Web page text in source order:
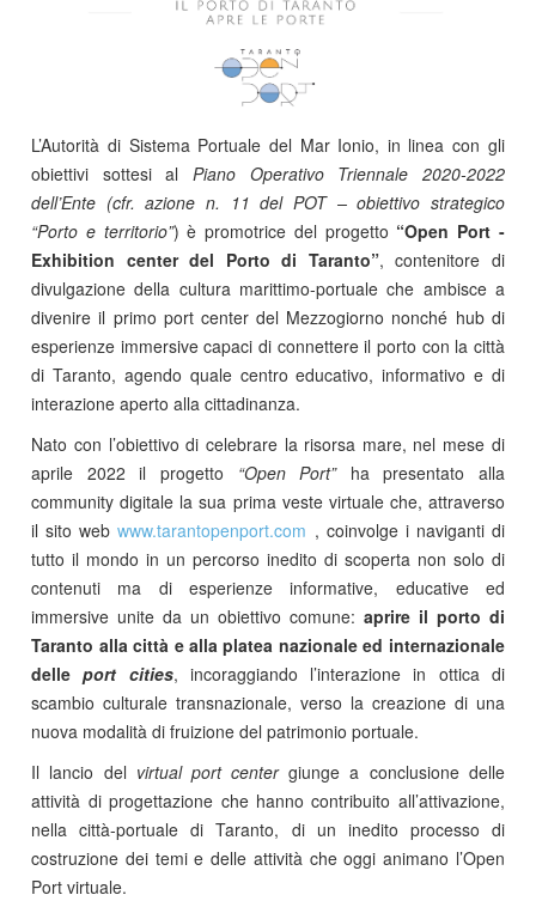
L’Autorità di Sistema Portuale del Mar Ionio, in linea con gli
obiettivi sottesi al Piano Operativo Triennale 2020-2022
dell’Ente (cfr. azione n. 11 del POT – obiettivo strategico
“Porto e territorio”) è promotrice del progetto “Open Port -
Exhibition center del Porto di Taranto”, contenitore di
divulgazione della cultura marittimo-portuale che ambisce a
divenire il primo port center del Mezzogiorno nonché hub di
esperienze immersive capaci di connettere il porto con la città
di Taranto, agendo quale centro educativo, informativo e di
interazione aperto alla cittadinanza.
Nato con l’obiettivo di celebrare la risorsa mare, nel mese di
aprile 2022 il progetto “Open Port”ha presentato alla
community digitale la sua prima veste virtuale che, attraverso
il sito webwww.tarantopenport.com , coinvolge i naviganti di
tutto il mondo in un percorso inedito di scoperta non solo di
contenuti ma di esperienze informative, educative ed
immersive unite da un obiettivo comune: aprire il porto di
Taranto alla città e alla platea nazionale ed internazionale
delleport cities, incoraggiando l’interazione in ottica di
scambio culturale transnazionale, verso la creazione di una
nuova modalità di fruizione del patrimonio portuale.
Il lancio del virtual port centergiunge a conclusione delle
attività di progettazione che hanno contribuito all’attivazione,
nella città-portuale di Taranto, di un inedito processo di
costruzione dei temi e delle attività che oggi animano l’Open
Port virtuale.